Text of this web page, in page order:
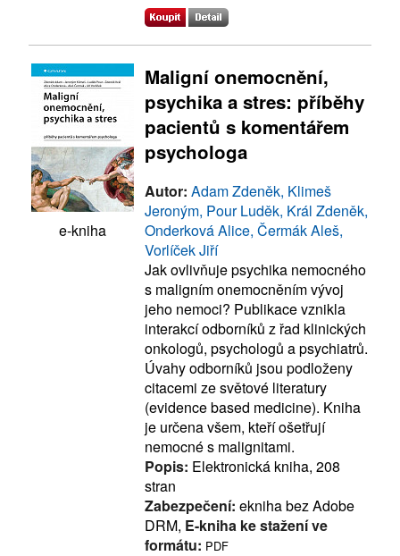
e-kniha
Maligní onemocnění,
psychika a stres: příběhy
pacientů s komentářem
psychologa
Autor: Adam Zdeněk, Klimeš
Jeroným, Pour Luděk, Král Zdeněk,
Onderková Alice, Čermák Aleš,
Vorlíček Jiří
Jak ovlivňuje psychika nemocného
s maligním onemocněním vývoj
jeho nemoci? Publikace vznikla
interakcí odborníků z řad klinických
onkologů, psychologů a psychiatrů.
Úvahy odborníků jsou podloženy
citacemi ze světové literatury
(evidence based medicine). Kniha
je určena všem, kteří ošetřují
nemocné s malignitami.
Popis: Elektronická kniha, 208
stran
Zabezpečení: ekniha bez Adobe
DRM, E-kniha ke stažení ve
formátu: PDF